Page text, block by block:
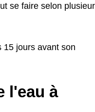
se faire selon
15 jours avant son
l'eau à